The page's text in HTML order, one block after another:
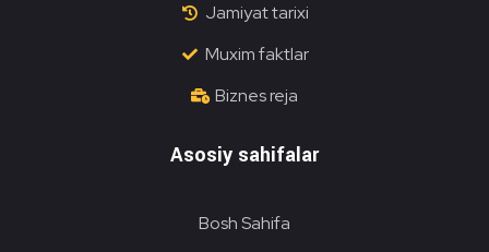
Jamiyat tarixi
Muxim faktlar
Biznes reja
Asosiy sahifalar
Bosh Sahifa